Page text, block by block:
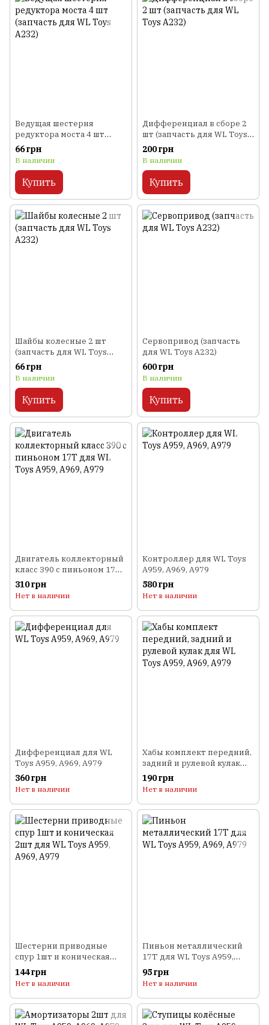
Ведущая шестерня
редуктора моста 4 шт
(запчасть для WL Toys
A232)
66 грн
В наличии
Купить
Дифференциал в сборе 2
шт (запчасть для WL Toys
A232)
200 грн
В наличии
Купить
Шайбы колесные 2 шт
(запчасть для WL Toys
A232)
66 грн
В наличии
Купить
Сервопривод (запчасть
для WL Toys A232)
600 грн
В наличии
Купить
Двигатель коллекторный
класс 390 с пиньоном 17T
для WL Toys A959, A969,
A979
310 грн
Нет в наличии
Контроллер для WL Toys
A959, A969, A979
580 грн
Нет в наличии
Дифференциал для WL
Toys A959, A969, A979
360 грн
Нет в наличии
Хабы комплект передний,
задний и рулевой кулак
для WL Toys A959, A969,
A979
190 грн
Нет в наличии
Шестерни приводные
спур 1шт и коническая
2шт для WL Toys A959,
A969, A979
144 грн
Нет в наличии
Пиньон металлический
17T для WL Toys A959,
A969, A979
95 грн
Нет в наличии